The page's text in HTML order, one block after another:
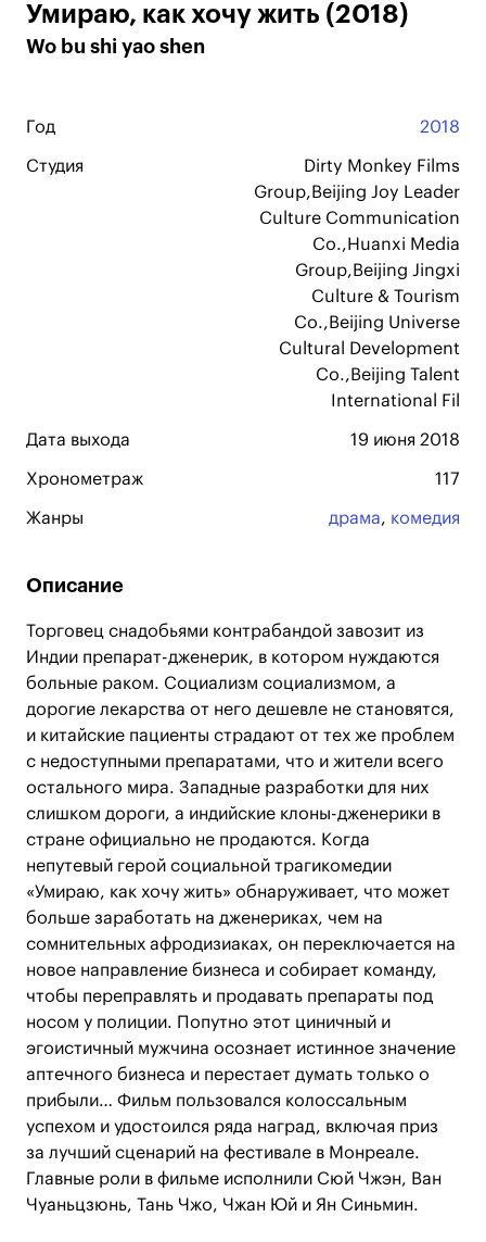
Умираю, как хочу жить (2018)
Wo bu shi yao shen
Год 2018
Студия
Dirty Monkey Films
Group,Beijing Joy Leader
Culture Communication
Co.,Huanxi Media
Group,Beijing Jingxi
Culture & Tourism
Co.,Beijing Universe
Cultural Development
Co.,Beijing Talent
International Fil
Дата выхода 19 июня 2018
Хронометраж 117
Жанры драма, комедия
Описание
Торговец снадобьями контрабандой завозит из
Индии препарат-дженерик, в котором нуждаются
больные раком. Социализм социализмом, а
дорогие лекарства от него дешевле не становятся,
и китайские пациенты страдают от тех же проблем
с недоступными препаратами, что и жители всего
остального мира. Западные разработки для них
слишком дороги, а индийские клоны-дженерики в
стране официально не продаются. Когда
непутевый герой социальной трагикомедии
«Умираю, как хочу жить» обнаруживает, что может
больше заработать на дженериках, чем на
сомнительных афродизиаках, он переключается на
новое направление бизнеса и собирает команду,
чтобы переправлять и продавать препараты под
носом у полиции. Попутно этот циничный и
эгоистичный мужчина осознает истинное значение
аптечного бизнеса и перестает думать только о
прибыли… Фильм пользовался колоссальным
успехом и удостоился ряда наград, включая приз
за лучший сценарий на фестивале в Монреале.
Главные роли в фильме исполнили Сюй Чжэн, Ван
Чуаньцзюнь, Тань Чжо, Чжан Юй и Ян Синьмин.